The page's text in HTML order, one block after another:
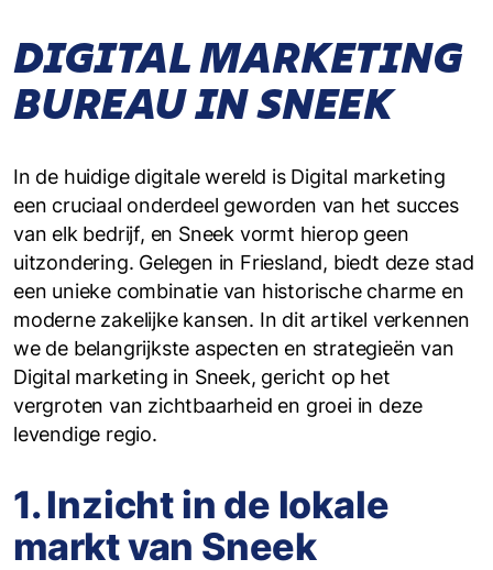
DIGITAL MARKETING
BUREAU IN SNEEK
In de huidige digitale wereld is Digital marketing
een cruciaal onderdeel geworden van het succes
van elk bedrijf, en Sneek vormt hierop geen
uitzondering. Gelegen in Friesland, biedt deze stad
een unieke combinatie van historische charme en
moderne zakelijke kansen. In dit artikel verkennen
we de belangrijkste aspecten en strategieën van
Digital marketing in Sneek, gericht op het
vergroten van zichtbaarheid en groei in deze
levendige regio.
1. Inzicht in de lokale
markt van Sneek